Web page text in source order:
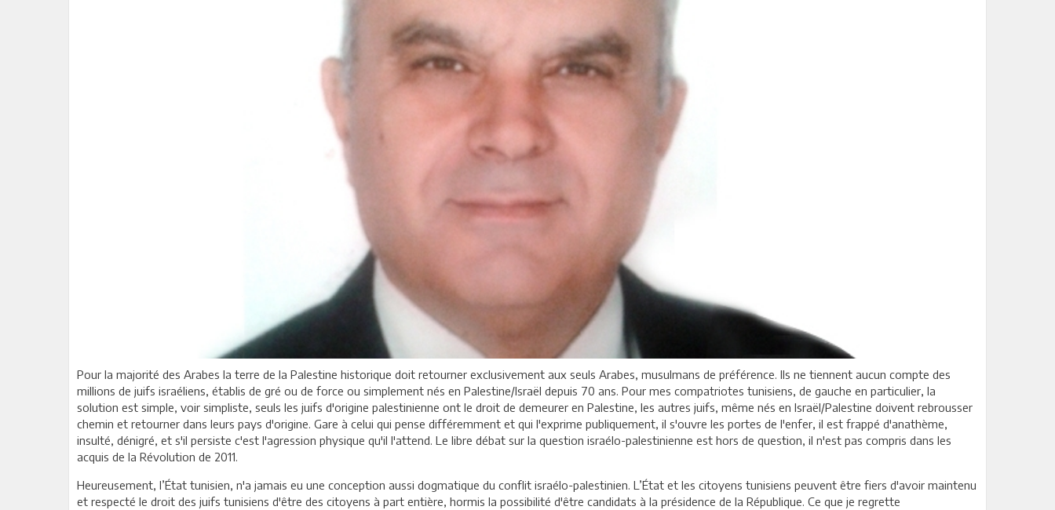
Pour la majorité des Arabes la terre de la Palestine historique doit retourner exclusivement aux seuls Arabes, musulmans de préférence. Ils ne tiennent aucun compte des
millions de juifs israéliens, établis de gré ou de force ou simplement nés en Palestine/Israël depuis 70 ans. Pour mes compatriotes tunisiens, de gauche en particulier, la
solution est simple, voir simpliste, seuls les juifs d'origine palestinienne ont le droit de demeurer en Palestine, les autres juifs, même nés en Israël/Palestine doivent rebrousser
chemin et retourner dans leurs pays d'origine. Gare à celui qui pense différemment et qui l'exprime publiquement, il s'ouvre les portes de l'enfer, il est frappé d'anathème,
insulté, dénigré, et s'il persiste c'est l'agression physique qu'il l'attend. Le libre débat sur la question israélo-palestinienne est hors de question, il n'est pas compris dans les
acquis de la Révolution de 2011.
Heureusement, l’État tunisien, n'a jamais eu une conception aussi dogmatique du conflit israélo-palestinien. L’État et les citoyens tunisiens peuvent être fiers d'avoir maintenu
et respecté le droit des juifs tunisiens d'être des citoyens à part entière, hormis la possibilité d'être candidats à la présidence de la République. Ce que je regrette